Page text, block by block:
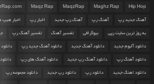
Hip Hop
Maghz Rap
MaqzRap
Maqz Rap
آهنگ جدید رپ آهنگ رپ آهنگ رپ جدید اخبار رپ اخبار هیپ
به روز ترین سایت رپی بیوگرافی تفسیر آهنگ تفسیر آهنگ رپ
دانلود آلبوم جدید دانلود آهنگ جدید دانلود آهنگ جدید رپ
دانلود آهنگ رپ دانلود آهنگ رپ جدید دانلود آهنگ های رپ
دانلود اهنگ جدید دانلود رپ دانلود رپ جدید دانلود مجموعه رپ